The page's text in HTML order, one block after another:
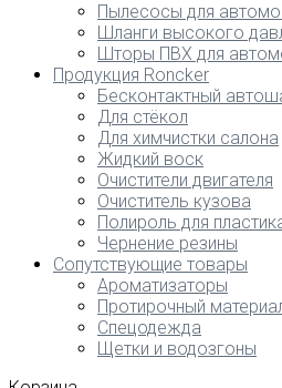
Пылесосы для
Шланги высокого
Шторы ПВХ для
Продукция Roncker
Бесконтактный
Для стёкол
Для химчистки салона
Жидкий воск
Очистители двигателя
Очиститель кузова
Полироль для
Чернение резины
Сопутствующие товары
Ароматизаторы
Протирочный
Спецодежда
Щетки и водозгоны